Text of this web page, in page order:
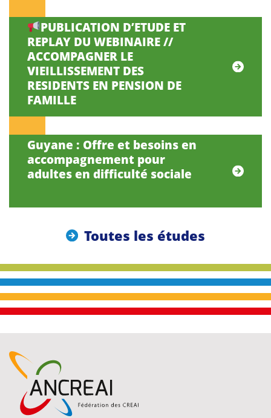
PUBLICATION D’ETUDE ET
REPLAY DU WEBINAIRE //
ACCOMPAGNER LE
VIEILLISSEMENT DES
RESIDENTS EN PENSION DE
FAMILLE
Guyane : Offre et besoins en
accompagnement pour
adultes en difficulté sociale
Toutes les études